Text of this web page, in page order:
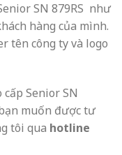
SN 879RS như
hàng của mình.
tên công ty và logo
Senior SN
muốn được tư
tôi qua hotline